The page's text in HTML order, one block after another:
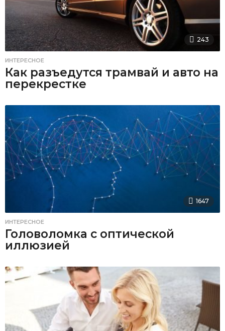
243
ИНТЕРЕСНОЕ
Как разъедутся трамвай и авто на
перекрестке
1647
ИНТЕРЕСНОЕ
Головоломка с оптической
иллюзией